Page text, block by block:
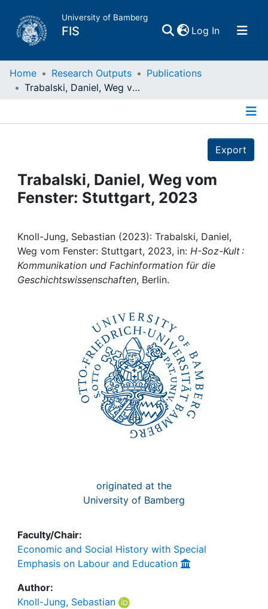
University of Bamberg
FIS Log In(current)
Home
Projects
People
Institutions
Awards
Home Research Outputs
Publications
Trabalski, Daniel, Weg vom Fenster: Stuttgart, 2023
Export
Trabalski, Daniel, Weg vom
Fenster: Stuttgart, 2023
Knoll-Jung, Sebastian (2023): Trabalski, Daniel,
Weg vom Fenster: Stuttgart, 2023, in: H-Soz-Kult :
Kommunikation und Fachinformation für die
Geschichtswissenschaften, Berlin.
originated at the
University of Bamberg
Faculty/Chair:
Economic and Social History with Special
Emphasis on Labour and Education
Author:
Knoll-Jung, Sebastian